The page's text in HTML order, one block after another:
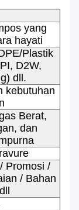
yang
hayati
Plastik
D2W,
dll.
kebutuhan
Berat,
dan
Promosi /
/ Bahan